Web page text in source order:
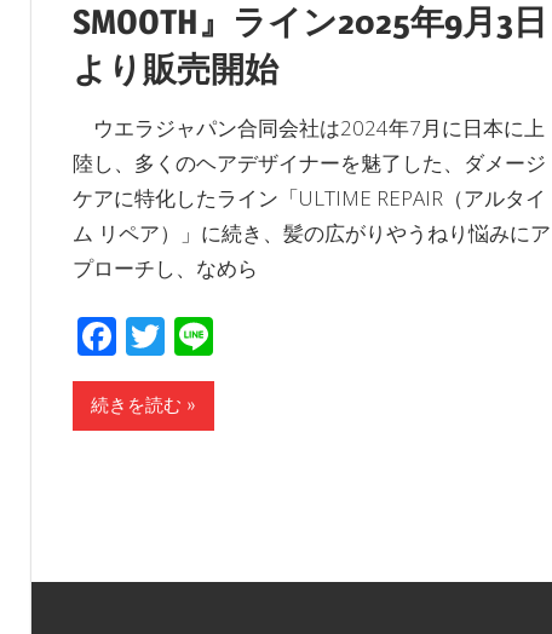
SMOOTH』ライン2025年9月3日
より販売開始
ウエラジャパン合同会社は2024年7月に日本に上
陸し、多くのヘアデザイナーを魅了した、ダメージ
ケアに特化したライン「ULTIME REPAIR（アルタイ
ム リペア）」に続き、髪の広がりやうねり悩みにア
プローチし、なめら
Facebook
Twitter
Line
続きを読む